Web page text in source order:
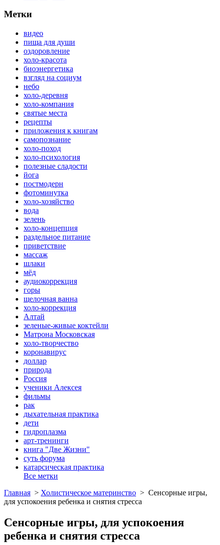
Метки
видео
пища для души
оздоровление
холо-красота
биоэнергетика
взгляд на социум
небо
холо-деревня
холо-компания
святые места
рецепты
приложения к книгам
самопознание
холо-поход
холо-психология
полезные сладости
йога
постмодерн
фотоминутка
холо-хозяйство
вода
зелень
холо-концепция
раздельное питание
приветствие
массаж
шлаки
мёд
аудиокоррекция
горы
щелочная ванна
холо-коррекция
Алтай
зеленые-живые коктейли
Матрона Московская
холо-творчество
коронавирус
доллар
природа
Россия
ученики Алексея
фильмы
рак
дыхательная практика
дети
гидроплазма
арт-тренинги
книга "Две Жизни"
суть форума
катарсическая практика
Все метки
Главная > Холистическое материнство > Сенсорные игры,
для успокоения ребенка и снятия стресса
Сенсорные игры, для успокоения
ребенка и снятия стресса